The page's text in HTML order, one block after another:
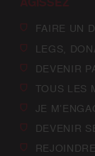
FAIRE UN
LEGS,
DEVENIR
TOUS LES
JE
DEVENIR